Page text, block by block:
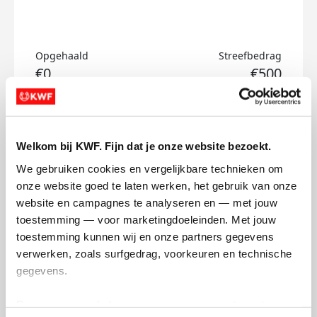
Welkom bij KWF. Fijn dat je onze website bezoekt.
We gebruiken cookies en vergelijkbare technieken om
onze website goed te laten werken, het gebruik van onze
website en campagnes te analyseren en — met jouw
toestemming — voor marketingdoeleinden. Met jouw
toestemming kunnen wij en onze partners gegevens
verwerken, zoals surfgedrag, voorkeuren en technische
gegevens.
Opgehaald
€0
Streefbedrag
€500
Doneer
Sven's badges